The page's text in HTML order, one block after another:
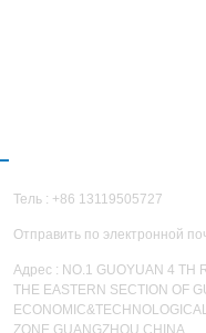
Тель : +86 13119505727
Отправить по электронной
Адрес : NO.1 GUOYUAN 4 TH
THE EASTERN SECTION OF
ZONE,GUANGZHOU,CHINA